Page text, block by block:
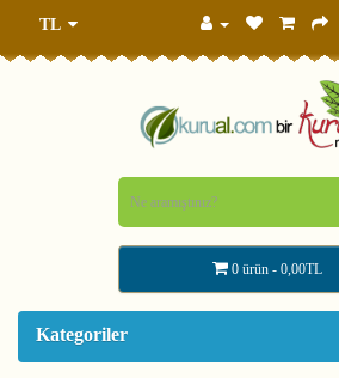
TL
0 ürün - 0,00TL
Kategoriler